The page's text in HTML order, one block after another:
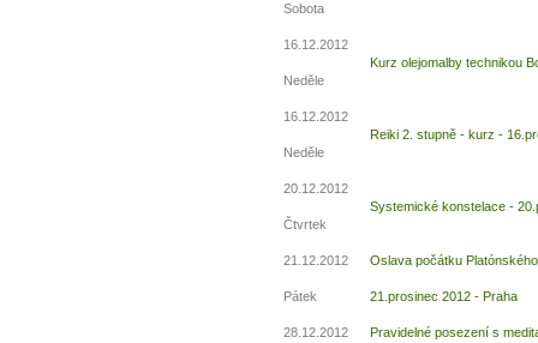
Sobota
16.12.2012
Neděle
Kurz olejomalby technikou
16.12.2012
Neděle
Reiki 2. stupně - kurz -
20.12.2012
Čtvrtek
Systemické konstelace -
21.12.2012
Pátek
Oslava počátku
21.prosinec 2012 - Praha
28.12.2012 Pravidelné posezení s